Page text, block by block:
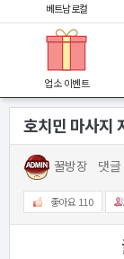
베트남로컬
업소 이벤트
호치민 마사지
꿀방장 댓글
좋아요 110